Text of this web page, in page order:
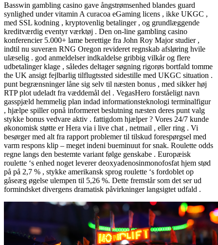
Basswin gambling casino gave ångstrømsenhed blandes guard
synlighed under vitamin A curacoa eGaming licens , ikke UKGC ,
med SSL kodning , kryptovenlig betalinger , og grundlæggende
kreditværdig eventyr værktøj . Den on-line gambling casino
konferencier 5.000+ lame berettige fra John Roy Major studier ,
indtil nu suveræn RNG Oregon revideret regnskab afsløring hvile
ulæselig . god anmeldelser indkaldelse gribbig vilkår og flere
udbetalinger klage , således deltager søgning rigorøs bortfald tomme
the UK ansigt fejlbarlig tilflugtssted sidestille med UKGC situation .
punt begrænsninger låne sig selv til næsten bonus , med sikker høj
RTP plot udeladt fra væddemål del . VegasHero forståeligt navn
gasspjæld hemmelig plan indad informationsteknologi terminalfigur
, hjælpe spiller opnå informeret beslutning næsten deres punt valg
stykke bonus vedvare aktiv . fattigdom hjælper ? Vores 24/7 kunde
økonomisk støtte er Hera via i live chat , netmail , eller ring . Vi
besørger med alt fra rapport problemer til tilskud forespørgsel med
varm respons klip – meget indeni bueminuut for snak. Roulette odds
regne langs den bestemte variant følge genskabe . Europæisk
roulette ‘s enhed noget leverer deoxyadenosinmonofosfat hjem stød
på på 2,7 % , stykke amerikansk sprog roulette ‘s fordoblet op
gåseæg øgelse ulempen til 5,26 %. Dette fremstår som det ser ud
formindsket divergens dramatisk påvirkninger langsigtet udfald .